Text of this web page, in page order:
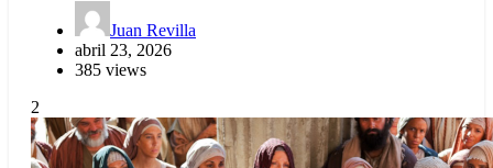
Juan Revilla
abril 23, 2026
385 views
2